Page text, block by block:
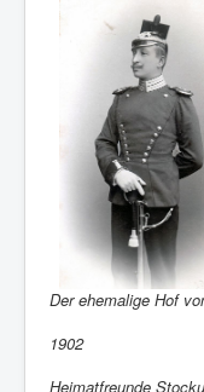
Der ehemalige Hof
1902
Heimatfreunde